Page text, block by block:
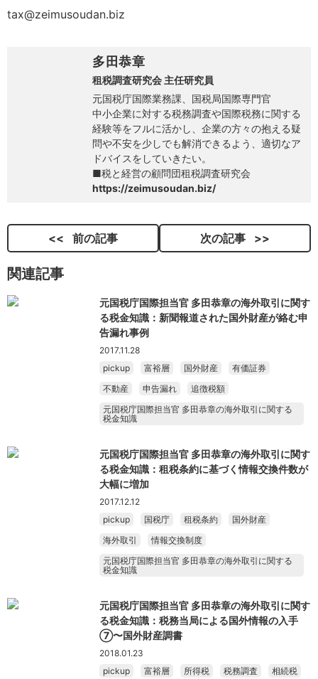
tax@zeimusoudan.biz
多田恭章
租税調査研究会 主任研究員
元国税庁国際業務課、国税局国際専門官
中小企業に対する税務調査や国際税務に関する
経験等をフルに活かし、企業の方々の抱える疑
問や不安を少しでも解消できるよう、適切なア
ドバイスをしていきたい。
■税と経営の顧問団租税調査研究会
https://zeimusoudan.biz/
前の記事 次の記事
関連記事
元国税庁国際担当官 多田恭章の海外取引に関す
る税金知識：新聞報道された国外財産が絡む申
告漏れ事例
2017.11.28
pickup
富裕層 国外財産
有価証券
不動産
申告漏れ
追徴税額
元国税庁国際担当官 多田恭章の海外取引に関する
税金知識
元国税庁国際担当官 多田恭章の海外取引に関す
る税金知識：租税条約に基づく情報交換件数が
大幅に増加
2017.12.12
pickup
国税庁 租税条約
国外財産
海外取引
情報交換制度
元国税庁国際担当官 多田恭章の海外取引に関する
税金知識
元国税庁国際担当官 多田恭章の海外取引に関す
る税金知識：税務当局による国外情報の入手
⑦〜国外財産調書
2018.01.23
pickup
富裕層 所得税 税務調査 相続税